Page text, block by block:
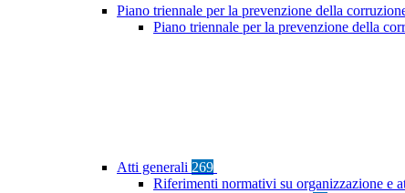
Piano triennale per la prevenzione della
Piano triennale per la prevenzione della
Atti generali 269
Riferimenti normativi su organizzazione e